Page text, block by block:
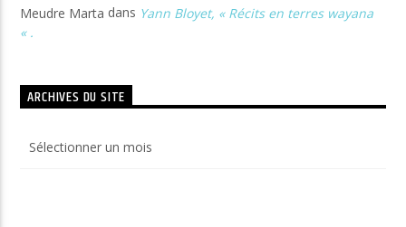
Meudre Marta dans Yann Bloyet, « Récits en terres wayana
« .
ARCHIVES DU SITE
du